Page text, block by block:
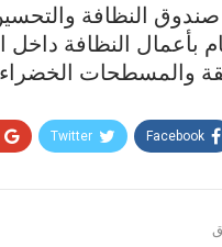
النظافة
بأعمال النظافة داخل
والمسطحات
Facebook
Twitter